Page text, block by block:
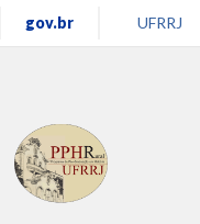
gov.br UFRRJ